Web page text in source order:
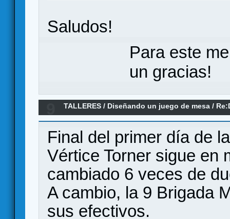
Saludos!
Para este
un gracias!
TALLERES / Diseñando un juego de mesa /
Final del primer día de
Vértice Torner sigue en
cambiado 6 veces de
A cambio, la 9 Brigada
sus efectivos.